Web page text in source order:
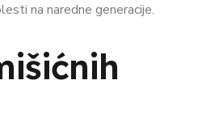
na naredne generacije.